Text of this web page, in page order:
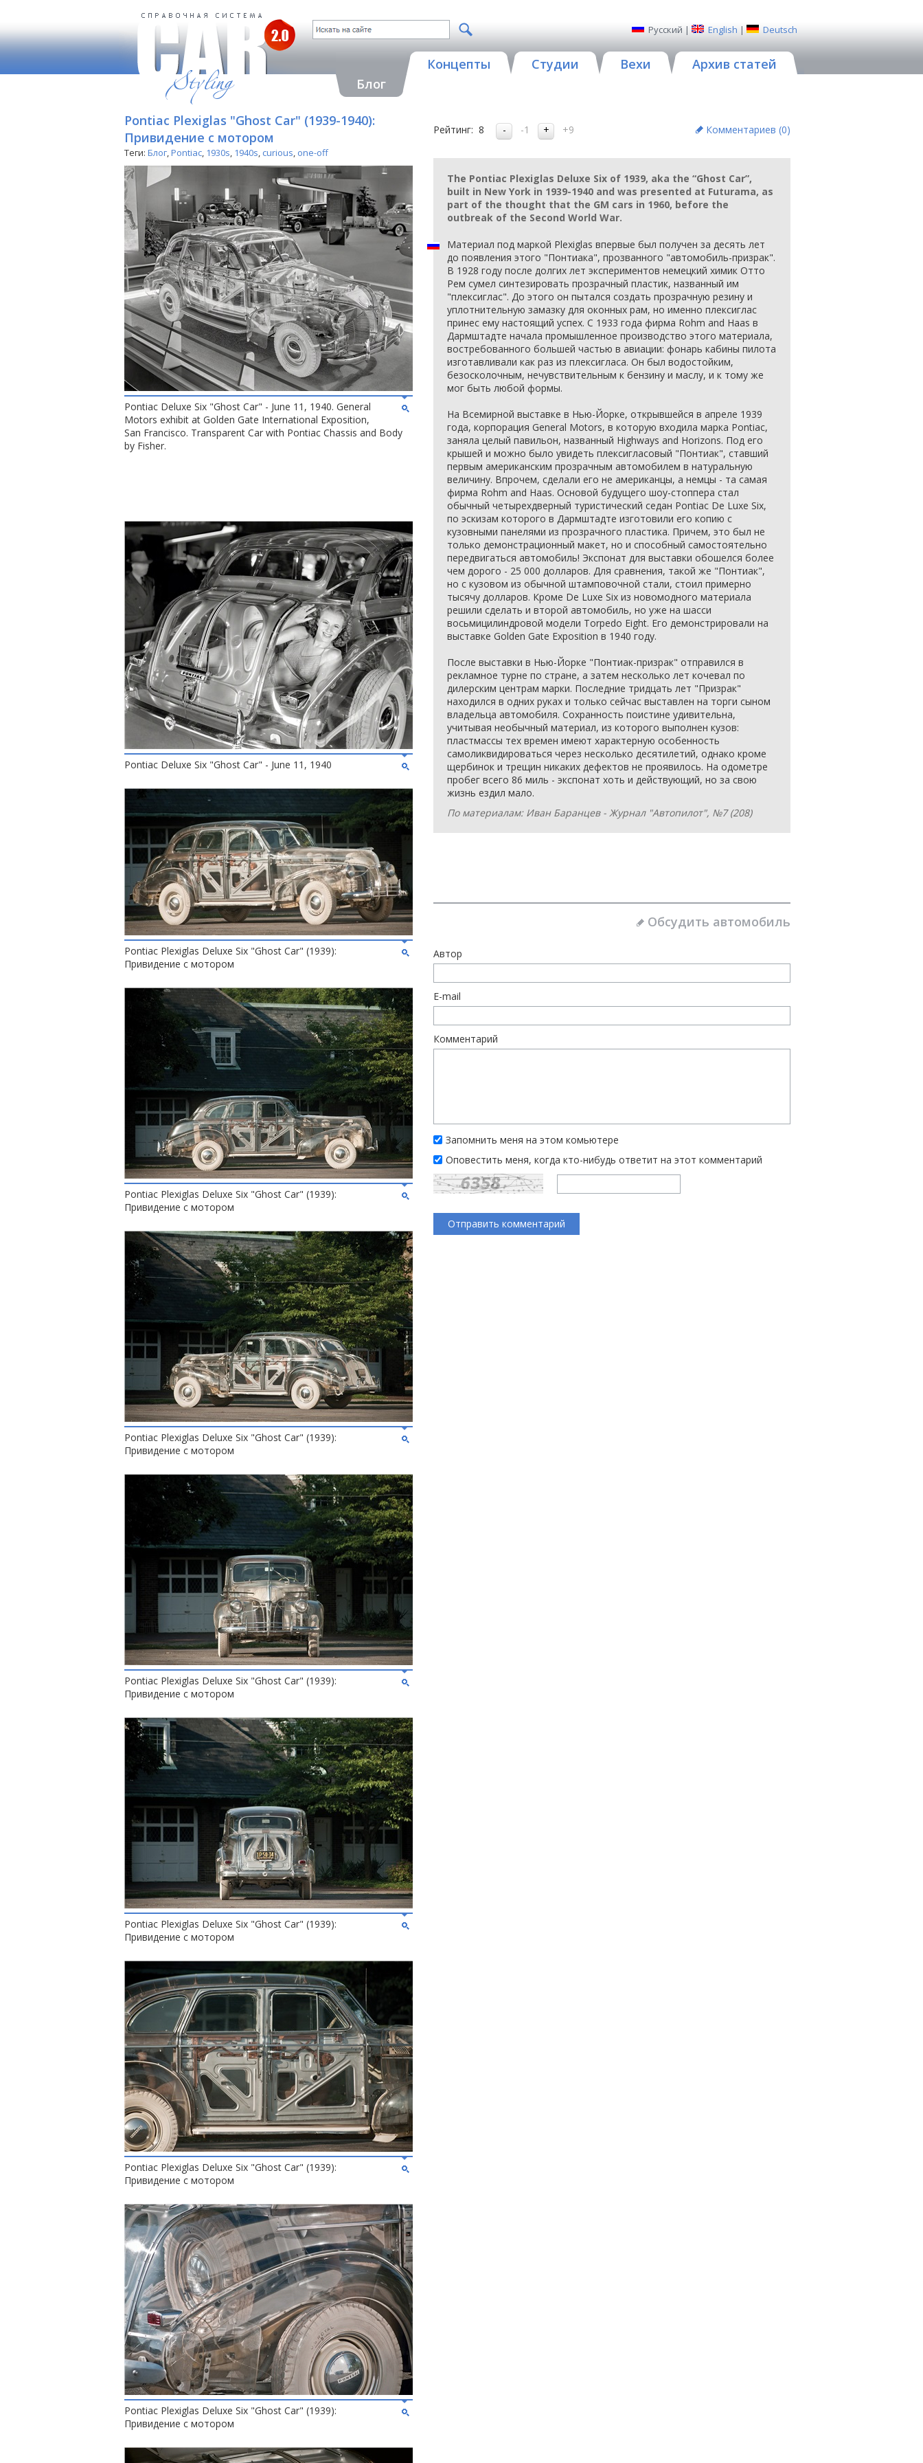
Русский | English | Deutsch
Блог
Концепты Студии Вехи Архив статей
Pontiac Plexiglas "Ghost Car" (1939-1940):
Привидение с мотором
Теги: Блог,Pontiac, 1930s, 1940s, curious, one-off
Pontiac Deluxe Six "Ghost Car" - June 11, 1940. General
Motors exhibit at Golden Gate International Exposition,
San Francisco. Transparent Car with Pontiac Chassis and Body
by Fisher.
Pontiac Deluxe Six "Ghost Car" - June 11, 1940
Pontiac Plexiglas Deluxe Six "Ghost Car" (1939):
Привидение с мотором
Pontiac Plexiglas Deluxe Six "Ghost Car" (1939):
Привидение с мотором
Pontiac Plexiglas Deluxe Six "Ghost Car" (1939):
Привидение с мотором
Pontiac Plexiglas Deluxe Six "Ghost Car" (1939):
Привидение с мотором
Pontiac Plexiglas Deluxe Six "Ghost Car" (1939):
Привидение с мотором
Pontiac Plexiglas Deluxe Six "Ghost Car" (1939):
Привидение с мотором
Pontiac Plexiglas Deluxe Six "Ghost Car" (1939):
Привидение с мотором
Рейтинг: 8 -1 +9 Комментариев (0)
The Pontiac Plexiglas Deluxe Six of 1939, aka the “Ghost Car”,
built in New York in 1939-1940 and was presented at Futurama, as
part of the thought that the GM cars in 1960, before the
outbreak of the Second World War.
Материал под маркой Plexiglas впервые был получен за десять лет
до появления этого "Понтиака", прозванного "автомобиль-призрак".
В 1928 году после долгих лет экспериментов немецкий химик Отто
Рем сумел синтезировать прозрачный пластик, названный им
"плексиглас". До этого он пытался создать прозрачную резину и
уплотнительную замазку для оконных рам, но именно плексиглас
принес ему настоящий успех. С 1933 года фирма Rohm and Haas в
Дармштадте начала промышленное производство этого материала,
востребованного большей частью в авиации: фонарь кабины пилота
изготавливали как раз из плексигласа. Он был водостойким,
безосколочным, нечувствительным к бензину и маслу, и к тому же
мог быть любой формы.
На Всемирной выставке в Нью-Йорке, открывшейся в апреле 1939
года, корпорация General Motors, в которую входила марка Pontiac,
заняла целый павильон, названный Highways and Horizons. Под его
крышей и можно было увидеть плексигласовый "Понтиак", ставший
первым американским прозрачным автомобилем в натуральную
величину. Впрочем, сделали его не американцы, а немцы - та самая
фирма Rohm and Haas. Основой будущего шоу-стоппера стал
обычный четырехдверный туристический седан Pontiac De Luxe Six,
по эскизам которого в Дармштадте изготовили его копию с
кузовными панелями из прозрачного пластика. Причем, это был не
только демонстрационный макет, но и способный самостоятельно
передвигаться автомобиль! Экспонат для выставки обошелся более
чем дорого - 25 000 долларов. Для сравнения, такой же "Понтиак",
но с кузовом из обычной штамповочной стали, стоил примерно
тысячу долларов. Кроме De Luxe Six из новомодного материала
решили сделать и второй автомобиль, но уже на шасси
восьмицилиндровой модели Torpedo Eight. Его демонстрировали на
выставке Golden Gate Exposition в 1940 году.
После выставки в Нью-Йорке "Понтиак-призрак" отправился в
рекламное турне по стране, а затем несколько лет кочевал по
дилерским центрам марки. Последние тридцать лет "Призрак"
находился в одних руках и только сейчас выставлен на торги сыном
владельца автомобиля. Сохранность поистине удивительна,
учитывая необычный материал, из которого выполнен кузов:
пластмассы тех времен имеют характерную особенность
самоликвидироваться через несколько десятилетий, однако кроме
щербинок и трещин никаких дефектов не проявилось. На одометре
пробег всего 86 миль - экспонат хоть и действующий, но за свою
жизнь ездил мало.
По материалам: Иван Баранцев - Журнал "Автопилот", №7 (208)
Обсудить автомобиль
Автор
E-mail
Комментарий
Запомнить меня на этом комьютере
Оповестить меня, когда кто-нибудь ответит на этот комментарий